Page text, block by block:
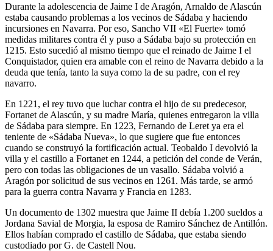
Durante la adolescencia de Jaime I de Aragón, Arnaldo de Alascún
estaba causando problemas a los vecinos de Sádaba y haciendo
incursiones en Navarra. Por eso, Sancho VII «El Fuerte» tomó
medidas militares contra él y puso a Sádaba bajo su protección en
1215. Esto sucedió al mismo tiempo que el reinado de Jaime I el
Conquistador, quien era amable con el reino de Navarra debido a la
deuda que tenía, tanto la suya como la de su padre, con el rey
navarro.
En 1221, el rey tuvo que luchar contra el hijo de su predecesor,
Fortanet de Alascún, y su madre María, quienes entregaron la villa
de Sádaba para siempre. En 1223, Fernando de Leret ya era el
teniente de «Sádaba Nueva», lo que sugiere que fue entonces
cuando se construyó la fortificación actual. Teobaldo I devolvió la
villa y el castillo a Fortanet en 1244, a petición del conde de Verán,
pero con todas las obligaciones de un vasallo. Sádaba volvió a
Aragón por solicitud de sus vecinos en 1261. Más tarde, se armó
para la guerra contra Navarra y Francia en 1283.
Un documento de 1302 muestra que Jaime II debía 1.200 sueldos a
Jordana Savial de Morgia, la esposa de Ramiro Sánchez de Antillón.
Ellos habían comprado el castillo de Sádaba, que estaba siendo
custodiado por G. de Castell Nou.